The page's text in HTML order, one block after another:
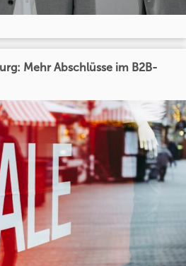
Mehr Abschlüsse im B2B-